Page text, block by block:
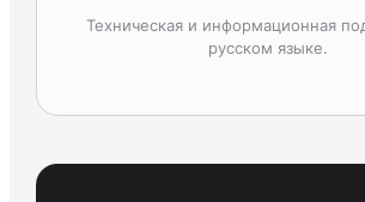
Техническая и информационная
русском языке.